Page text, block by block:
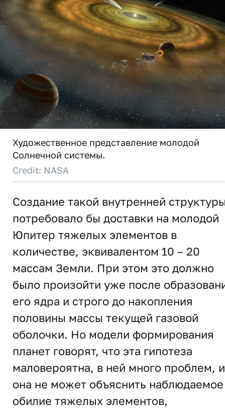
Художественное представление молодой
Солнечной системы.
Credit: NASA
Создание такой внутренней
потребовало бы доставки на молодой
Юпитер тяжелых элементов в
количестве, эквивалентом 10 – 20
массам Земли. При этом это должно
было произойти уже после
его ядра и строго до накопления
половины массы текущей газовой
оболочки. Но модели формирования
планет говорят, что эта гипотеза
маловероятна, в ней много проблем, и
она не может объяснить наблюдаемое
обилие тяжелых элементов,